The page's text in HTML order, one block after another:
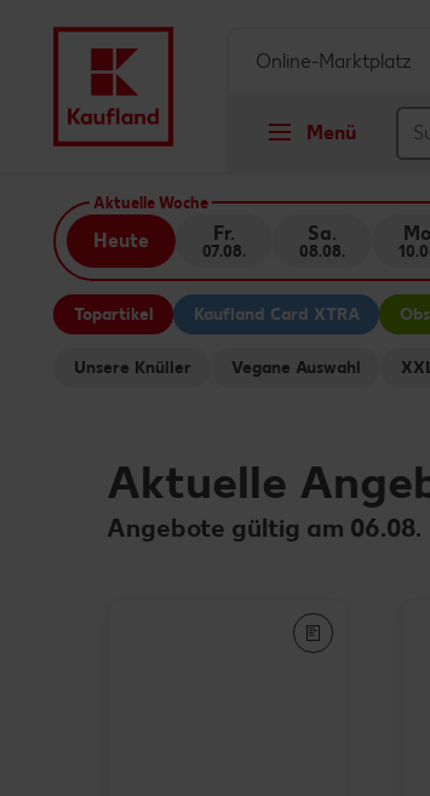
Springe zu
Hauptinhalt
Footer
Menü
Online-Marktplatz
Aktuelle Woche
Heute Fr.
07.08.
Sa.
08.08.
Topartikel Kaufland Card XTRA
Unsere Knüller Vegane Auswahl
Aktuelle
Angebote gültig am 06.08.